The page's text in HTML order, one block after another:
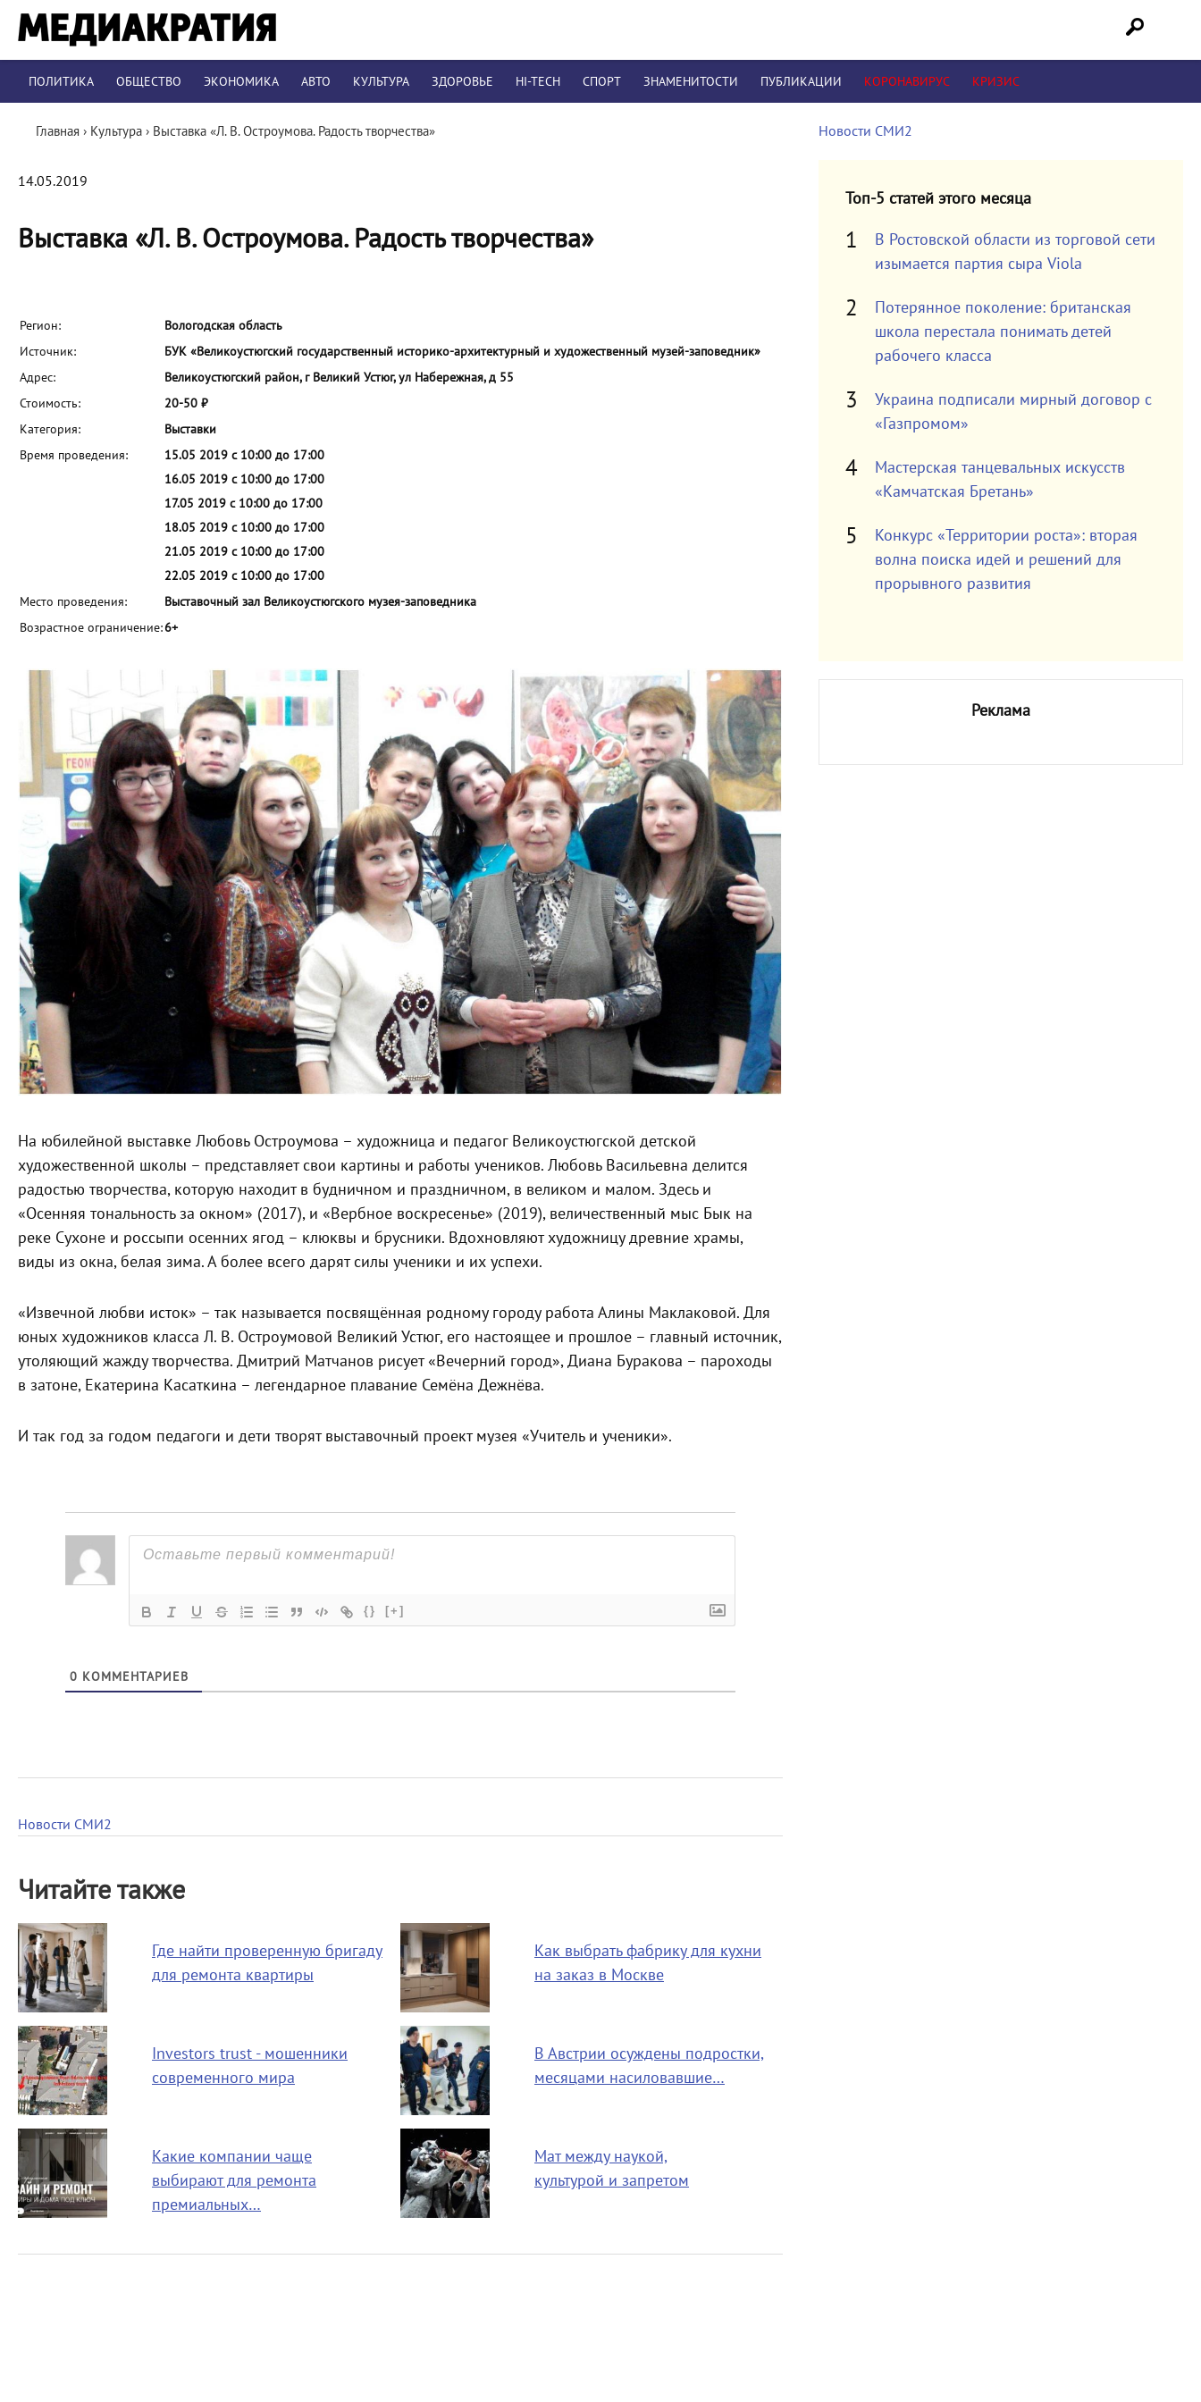
ПОЛИТИКА ОБЩЕСТВО ЭКОНОМИКА АВТО КУЛЬТУРА ЗДОРОВЬЕ HI-TECH СПОРТ ЗНАМЕНИТОСТИ ПУБЛИКАЦИИ КОРОНАВИРУС КРИЗИС
Главная › Культура › Выставка «Л. В. Остроумова. Радость творчества»
14.05.2019
Выставка «Л. В. Остроумова. Радость творчества»
Регион:
Вологодская область
Источник:
БУК «Великоустюгский государственный историко-архитектурный и художественный музей-заповедник»
Адрес:
Великоустюгский район, г Великий Устюг, ул Набережная, д 55
Стоимость:
20-50 ₽
Категория:
Выставки
Время проведения:
15.05 2019 с 10:00 до 17:00
16.05 2019 с 10:00 до 17:00
17.05 2019 с 10:00 до 17:00
18.05 2019 с 10:00 до 17:00
21.05 2019 с 10:00 до 17:00
22.05 2019 с 10:00 до 17:00
Место проведения:
Выставочный зал Великоустюгского музея-заповедника
Возрастное ограничение:6+
На юбилейной выставке Любовь Остроумова – художница и педагог Великоустюгской детской
художественной школы – представляет свои картины и работы учеников. Любовь Васильевна делится
радостью творчества, которую находит в будничном и праздничном, в великом и малом. Здесь и
«Осенняя тональность за окном» (2017), и «Вербное воскресенье» (2019), величественный мыс Бык на
реке Сухоне и россыпи осенних ягод – клюквы и брусники. Вдохновляют художницу древние храмы,
виды из окна, белая зима. А более всего дарят силы ученики и их успехи.
«Извечной любви исток» – так называется посвящённая родному городу работа Алины Маклаковой. Для
юных художников класса Л. В. Остроумовой Великий Устюг, его настоящее и прошлое – главный источник,
утоляющий жажду творчества. Дмитрий Матчанов рисует «Вечерний город», Диана Буракова – пароходы
в затоне, Екатерина Касаткина – легендарное плавание Семёна Дежнёва.
И так год за годом педагоги и дети творят выставочный проект музея «Учитель и ученики».
{} [+]
0 КОММЕНТАРИЕВ
Новости СМИ2
Читайте также
Где найти проверенную бригаду
для ремонта квартиры
Как выбрать фабрику для кухни
на заказ в Москве
Investors trust - мошенники
современного мира
В Австрии осуждены подростки,
месяцами насиловавшие…
Какие компании чаще
выбирают для ремонта
премиальных…
Мат между наукой,
культурой и запретом
Новости СМИ2
Топ-5 статей этого месяца
В Ростовской области из торговой сети
изымается партия сыра Viola
Потерянное поколение: британская
школа перестала понимать детей
рабочего класса
Украина подписали мирный договор с
«Газпромом»
Мастерская танцевальных искусств
«Камчатская Бретань»
Конкурс «Территории роста»: вторая
волна поиска идей и решений для
прорывного развития
Реклама